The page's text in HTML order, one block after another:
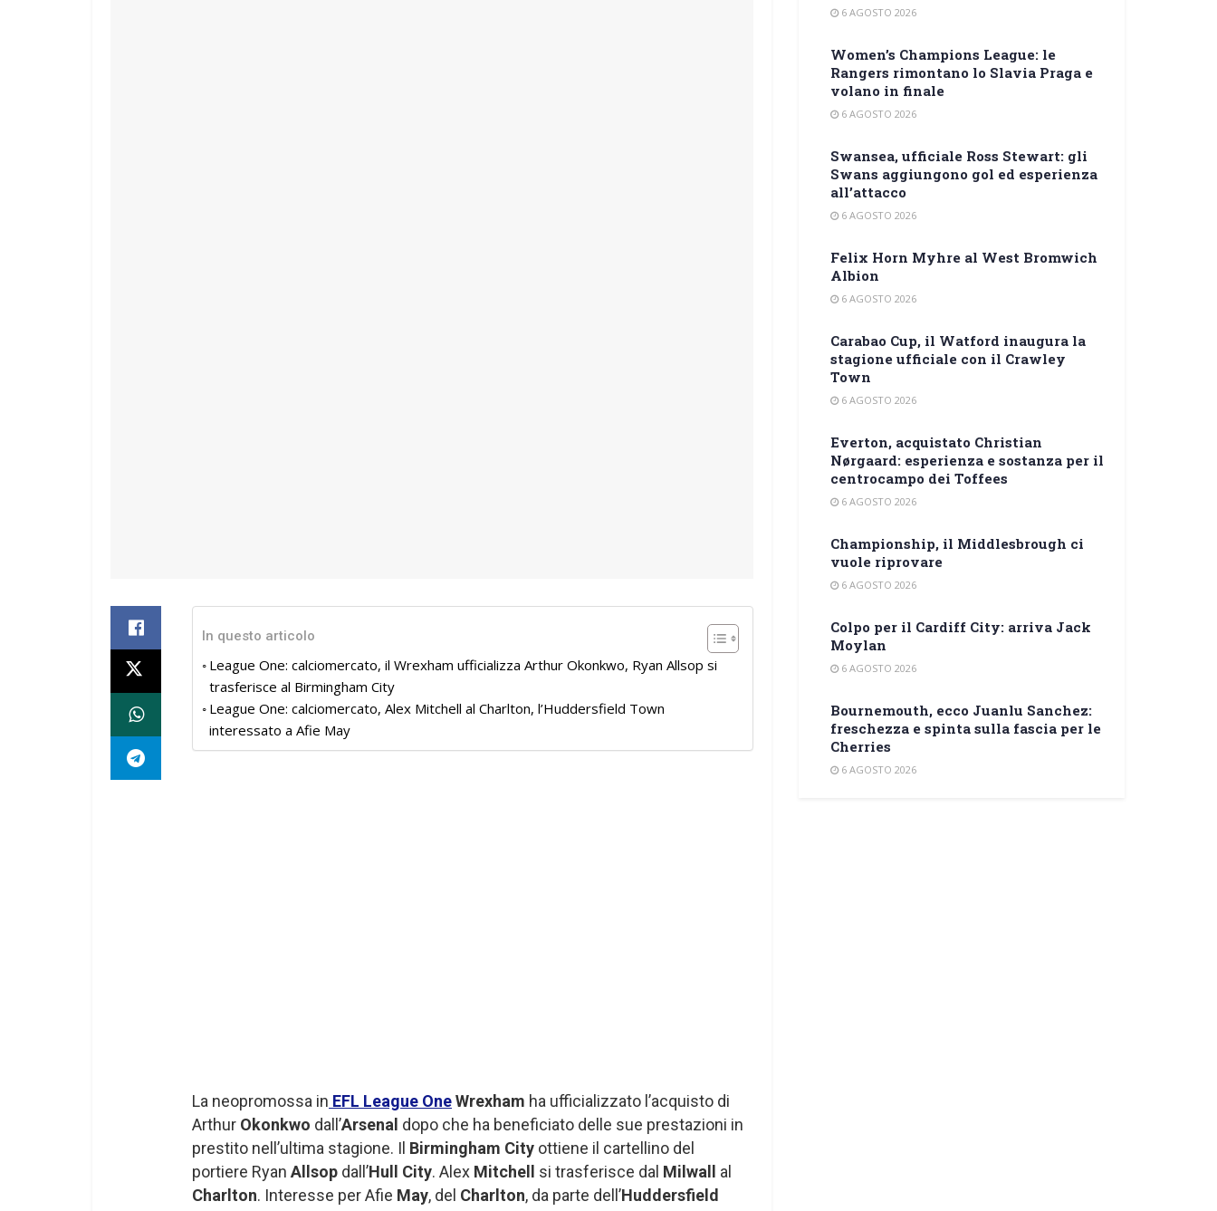
In questo articolo
League One: calciomercato, il Wrexham ufficializza Arthur Okonkwo, Ryan Allsop si
trasferisce al Birmingham City
League One: calciomercato, Alex Mitchell al Charlton, l’Huddersfield Town
interessato a Afie May
La neopromossa in EFL League OneWrexham ha ufficializzato l’acquisto di
Arthur Okonkwo dall’Arsenal dopo che ha beneficiato delle sue prestazioni in
prestito nell’ultima stagione. Il Birmingham City ottiene il cartellino del
portiere Ryan Allsop dall’Hull City. Alex Mitchell si trasferisce dal Milwall al
Charlton. Interesse per Afie May, del Charlton, da parte dell’Huddersfield
6 AGOSTO 2026
Women’s Champions League: le
Rangers rimontano lo Slavia Praga e
volano in finale
6 AGOSTO 2026
Swansea, ufficiale Ross Stewart: gli
Swans aggiungono gol ed esperienza
all’attacco
6 AGOSTO 2026
Felix Horn Myhre al West Bromwich
Albion
6 AGOSTO 2026
Carabao Cup, il Watford inaugura la
stagione ufficiale con il Crawley
Town
6 AGOSTO 2026
Everton, acquistato Christian
Nørgaard: esperienza e sostanza per il
centrocampo dei Toffees
6 AGOSTO 2026
Championship, il Middlesbrough ci
vuole riprovare
6 AGOSTO 2026
Colpo per il Cardiff City: arriva Jack
Moylan
6 AGOSTO 2026
Bournemouth, ecco Juanlu Sanchez:
freschezza e spinta sulla fascia per le
Cherries
6 AGOSTO 2026